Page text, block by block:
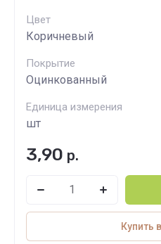
Цвет
Коричневый
Покрытие
Оцинкованный
Единица измерения
шт
3,90 р.
Купить